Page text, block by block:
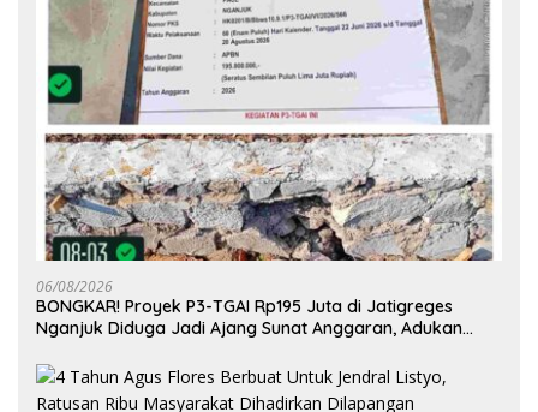
06/08/2026
BONGKAR! Proyek P3-TGAI Rp195 Juta di Jatigreges
Nganjuk Diduga Jadi Ajang Sunat Anggaran, Adukan